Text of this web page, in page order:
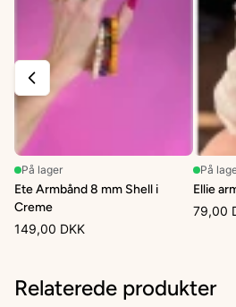
På lager
Ete Armbånd 8 mm Shell i
Creme
149,00 DKK
På
Ellie
79,00
Relaterede produkter